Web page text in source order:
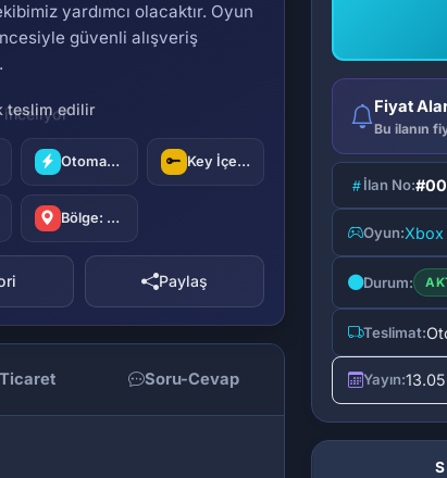
yardımcı olacaktır. Oyun
güvenli alışveriş
teslim edilir
Otomatik Teslimat Key İçerir
Bölge: Türkiye
Paylaş
Soru-Cevap
Fiyat
Bu ilanın
İlan No:
Oyun:Xbox
Durum:
Teslimat:
Yayın: